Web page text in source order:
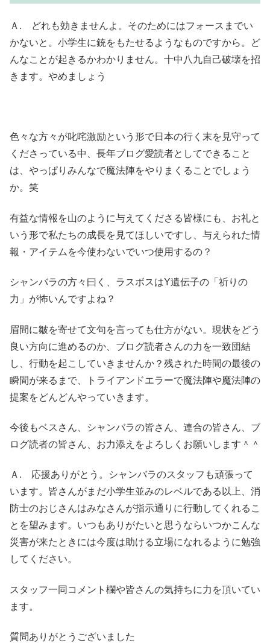
Ａ. どれも効きませんよ。そのためにはフォースまでい
かないと。小学生に銃をもたせるようなものですから。ど
んなことが起きるかわかりません。十中八九自己破壊を招
きます。やめましょう
色々な方々が叱咤激励という形で日本の行く末を見守って
くださっている中、長年ブログ愛読者としてできること
は、やっぱりみんなで魔法陣をやりまくることでしょう
か。笑
有益な情報を山のように与えてくださる皆様にも、お礼と
いう形で私たちの成長を見てほしいですし、与えられた情
報・アイテムを今使わないでいつ使用するの？
シャンバラの方々曰く、ラスボスはY遺伝子の「祈りの
力」が怖いんですよね？
眉間に皺を寄せて文句を言っても仕方がない。現状をどう
良い方向に進めるのか、ブログ読者さんの力を一致団結
し、行動を起こしていきませんか？残された時間の最後の
瞬間が来るまで、トライアンドエラーで魔法陣や魔法陣の
提案をどんどんやっていきます。
今後もベスさん、シャンバラの皆さん、連合の皆さん、ブ
ログ読者の皆さん、お力添えをよろしくお願いします＾＾
Ａ. 応援ありがとう。シャンバラのスタッフも頑張って
います。皆さんがまだ小学生並みのレベルである以上、消
防士のおじさんはみなさんが指示通りに行動してくれるこ
とを望みます。いつもありがたいと思うならいつかこんな
災害が来たときには今度は助ける立場になれるように勉強
してください。
スタッフ一同コメント欄や皆さんの気持ちに力を頂いてい
ます。
質問ありがとうございました